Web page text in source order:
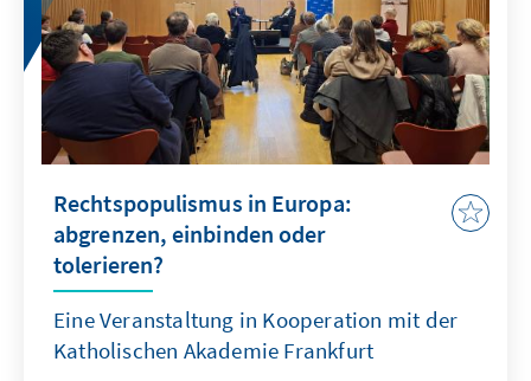
Rechtspopulismus in Europa:
abgrenzen, einbinden oder
tolerieren?
Eine Veranstaltung in Kooperation mit der
Katholischen Akademie Frankfurt